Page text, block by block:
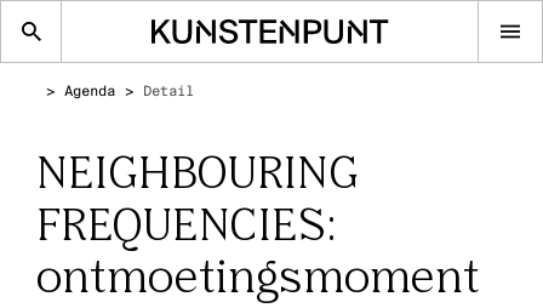
Agenda Detail
NEIGHBOURING
FREQUENCIES:
ontmoetingsmoment